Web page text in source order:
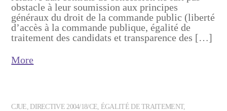
obstacle à leur soumission aux principes
généraux du droit de la commande public (liberté
d’accès à la commande publique, égalité de
traitement des candidats et transparence des […]
More
CJUE DIRECTIVE 2004/18/CE ÉGALITÉ DE TRAITEMENT,